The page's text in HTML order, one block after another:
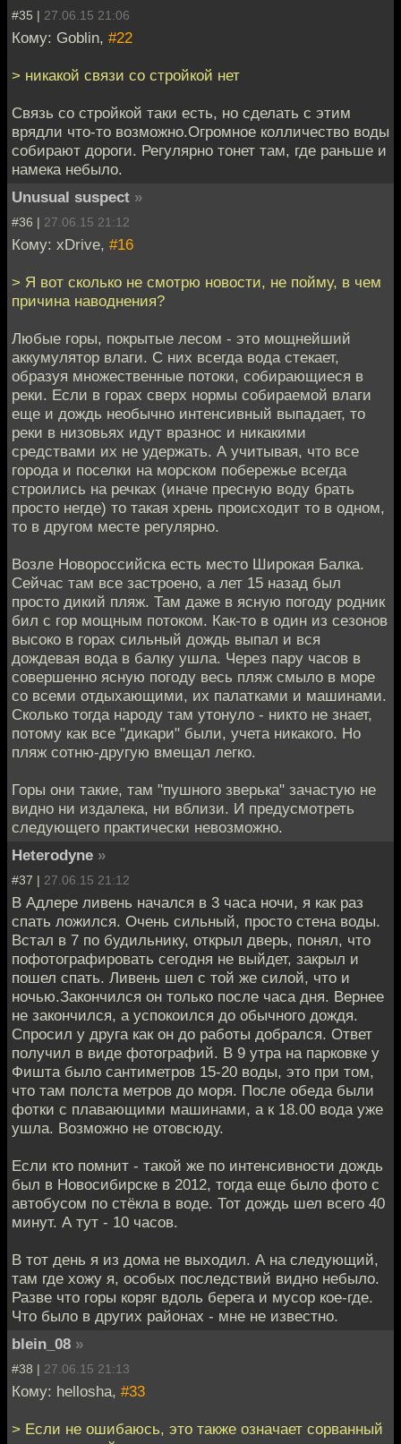
#35 | 27.06.15 21:06
Кому: Goblin, #22
> никакой связи со стройкой нет
Связь со стройкой таки есть, но сделать с этим
врядли что-то возможно.Огромное колличество воды
собирают дороги. Регулярно тонет там, где раньше и
намека небыло.
Unusual suspect »
#36 | 27.06.15 21:12
Кому: xDrive, #16
> Я вот сколько не смотрю новости, не пойму, в чем
причина наводнения?
Любые горы, покрытые лесом - это мощнейший
аккумулятор влаги. С них всегда вода стекает,
образуя множественные потоки, собирающиеся в
реки. Если в горах сверх нормы собираемой влаги
еще и дождь необычно интенсивный выпадает, то
реки в низовьях идут вразнос и никакими
средствами их не удержать. А учитывая, что все
города и поселки на морском побережье всегда
строились на речках (иначе пресную воду брать
просто негде) то такая хрень происходит то в одном,
то в другом месте регулярно.
Возле Новороссийска есть место Широкая Балка.
Сейчас там все застроено, а лет 15 назад был
просто дикий пляж. Там даже в ясную погоду родник
бил с гор мощным потоком. Как-то в один из сезонов
высоко в горах сильный дождь выпал и вся
дождевая вода в балку ушла. Через пару часов в
совершенно ясную погоду весь пляж смыло в море
со всеми отдыхающими, их палатками и машинами.
Сколько тогда народу там утонуло - никто не знает,
потому как все "дикари" были, учета никакого. Но
пляж сотню-другую вмещал легко.
Горы они такие, там "пушного зверька" зачастую не
видно ни издалека, ни вблизи. И предусмотреть
следующего практически невозможно.
Heterodyne »
#37 | 27.06.15 21:12
В Адлере ливень начался в 3 часа ночи, я как раз
спать ложился. Очень сильный, просто стена воды.
Встал в 7 по будильнику, открыл дверь, понял, что
пофотографировать сегодня не выйдет, закрыл и
пошел спать. Ливень шел с той же силой, что и
ночью.Закончился он только после часа дня. Вернее
не закончился, а успокоился до обычного дождя.
Спросил у друга как он до работы добрался. Ответ
получил в виде фотографий. В 9 утра на парковке у
Фишта было сантиметров 15-20 воды, это при том,
что там полста метров до моря. После обеда были
фотки с плавающими машинами, а к 18.00 вода уже
ушла. Возможно не отовсюду.
Если кто помнит - такой же по интенсивности дождь
был в Новосибирске в 2012, тогда еще было фото с
автобусом по стёкла в воде. Тот дождь шел всего 40
минут. А тут - 10 часов.
В тот день я из дома не выходил. А на следующий,
там где хожу я, особых последствий видно небыло.
Разве что горы коряг вдоль берега и мусор кое-где.
Что было в других районах - мне не известно.
blein_08 »
#38 | 27.06.15 21:13
Кому: hellosha, #33
> Если не ошибаюсь, это также означает сорванный